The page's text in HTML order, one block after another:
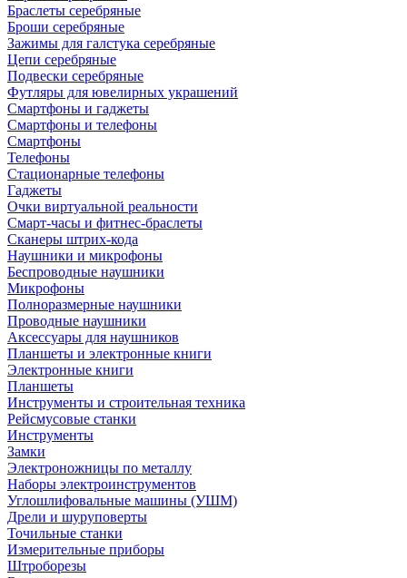
Браслеты серебряные
Броши серебряные
Зажимы для галстука серебряные
Цепи серебряные
Подвески серебряные
Футляры для ювелирных украшений
Смартфоны и гаджеты
Смартфоны и телефоны
Смартфоны
Телефоны
Стационарные телефоны
Гаджеты
Очки виртуальной реальности
Смарт-часы и фитнес-браслеты
Сканеры штрих-кода
Наушники и микрофоны
Беспроводные наушники
Микрофоны
Полноразмерные наушники
Проводные наушники
Аксессуары для наушников
Планшеты и электронные книги
Электронные книги
Планшеты
Инструменты и строительная техника
Рейсмусовые станки
Инструменты
Замки
Электроножницы по металлу
Наборы электроинструментов
Углошлифовальные машины (УШМ)
Дрели и шуруповерты
Точильные станки
Измерительные приборы
Штроборезы